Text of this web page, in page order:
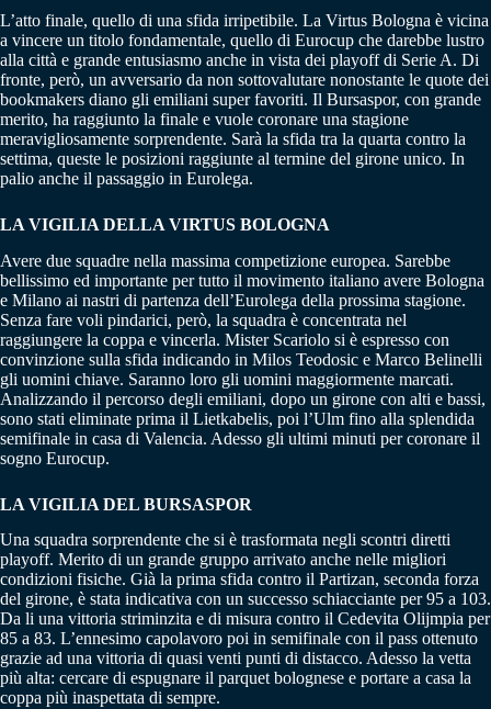
L’atto finale, quello di una sfida irripetibile. La Virtus Bologna è vicina
a vincere un titolo fondamentale, quello di Eurocup che darebbe lustro
alla città e grande entusiasmo anche in vista dei playoff di Serie A. Di
fronte, però, un avversario da non sottovalutare nonostante le quote dei
bookmakers diano gli emiliani super favoriti. Il Bursaspor, con grande
merito, ha raggiunto la finale e vuole coronare una stagione
meravigliosamente sorprendente. Sarà la sfida tra la quarta contro la
settima, queste le posizioni raggiunte al termine del girone unico. In
palio anche il passaggio in Eurolega.
LA VIGILIA DELLA VIRTUS BOLOGNA
Avere due squadre nella massima competizione europea. Sarebbe
bellissimo ed importante per tutto il movimento italiano avere Bologna
e Milano ai nastri di partenza dell’Eurolega della prossima stagione.
Senza fare voli pindarici, però, la squadra è concentrata nel
raggiungere la coppa e vincerla. Mister Scariolo si è espresso con
convinzione sulla sfida indicando in Milos Teodosic e Marco Belinelli
gli uomini chiave. Saranno loro gli uomini maggiormente marcati.
Analizzando il percorso degli emiliani, dopo un girone con alti e bassi,
sono stati eliminate prima il Lietkabelis, poi l’Ulm fino alla splendida
semifinale in casa di Valencia. Adesso gli ultimi minuti per coronare il
sogno Eurocup.
LA VIGILIA DEL BURSASPOR
Una squadra sorprendente che si è trasformata negli scontri diretti
playoff. Merito di un grande gruppo arrivato anche nelle migliori
condizioni fisiche. Già la prima sfida contro il Partizan, seconda forza
del girone, è stata indicativa con un successo schiacciante per 95 a 103.
Da li una vittoria striminzita e di misura contro il Cedevita Olijmpia per
85 a 83. L’ennesimo capolavoro poi in semifinale con il pass ottenuto
grazie ad una vittoria di quasi venti punti di distacco. Adesso la vetta
più alta: cercare di espugnare il parquet bolognese e portare a casa la
coppa più inaspettata di sempre.